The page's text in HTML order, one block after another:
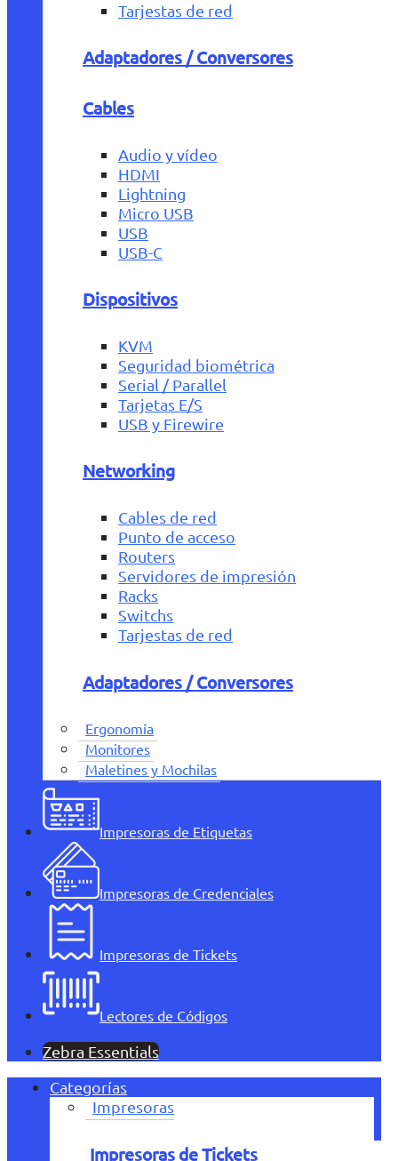
Tarjestas de red
Adaptadores / Conversores
Cables
Audio y vídeo
HDMI
Lightning
Micro USB
USB
USB-C
Dispositivos
KVM
Seguridad biométrica
Serial / Parallel
Tarjetas E/S
USB y Firewire
Networking
Cables de red
Punto de acceso
Routers
Servidores de impresión
Racks
Switchs
Tarjestas de red
Adaptadores / Conversores
Ergonomía
Monitores
Maletines y Mochilas
Impresoras de Etiquetas
Impresoras de Credenciales
Impresoras de Tickets
Lectores de Códigos
Zebra Essentials
Categorías
Impresoras
Impresoras de Tickets